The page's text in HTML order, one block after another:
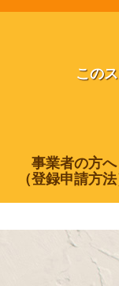
この
事業者の方へ
（登録申請方法